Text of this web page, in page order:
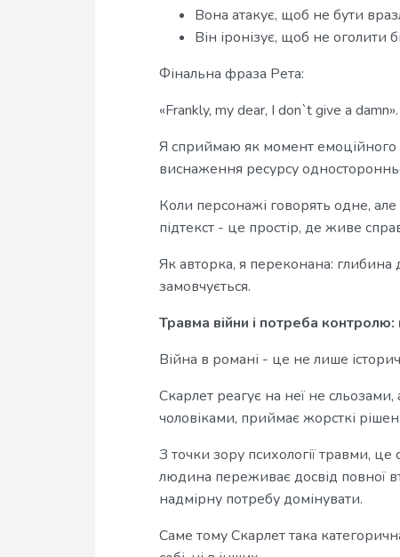
Вона атакує, щоб не бути
Він іронізує, щоб не оголити
Фінальна фраза Рета:
«Frankly, my dear, I don`t give a damn».
Я сприймаю як момент емоційного
виснаження ресурсу
Коли персонажі говорять одне,
підтекст - це простір, де живе
Як авторка, я переконана: глибина
замовчується.
Травма війни і потреба
Війна в романі - це не лише
Скарлет реагує на неї не
чоловіками, приймає жорсткі
З точки зору психології травми, це
людина переживає досвід повної
надмірну потребу домінувати.
Саме тому Скарлет така